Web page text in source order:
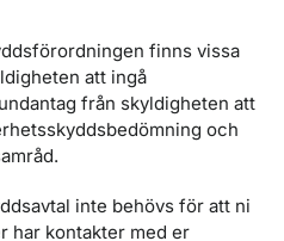
finns vissa
att ingå
från skyldigheten att
och
inte behövs för att ni
har kontakter med er